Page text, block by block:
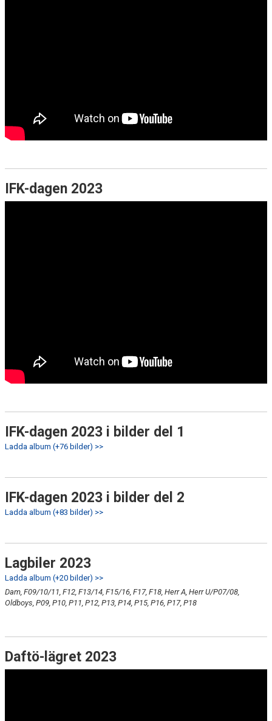
IFK-dagen 2023
IFK-dagen 2023 i bilder del 1
Ladda album (+76 bilder) >>
IFK-dagen 2023 i bilder del 2
Ladda album (+83 bilder) >>
Lagbiler 2023
Ladda album (+20 bilder) >>
Dam, F09/10/11, F12, F13/14, F15/16, F17, F18, Herr A, Herr U/P07/08,
Oldboys, P09, P10, P11, P12, P13, P14, P15, P16, P17, P18
Daftö-lägret 2023